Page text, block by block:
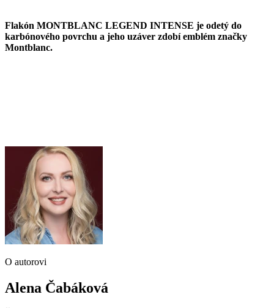
Flakón MONTBLANC LEGEND INTENSE je odetý do
karbónového povrchu a jeho uzáver zdobí emblém značky
Montblanc.
O autorovi
Alena Čabáková